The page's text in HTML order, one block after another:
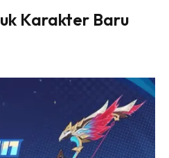
Karakter Baru